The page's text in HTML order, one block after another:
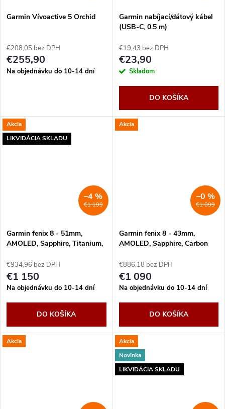
Garmin Vívoactive 5 Orchid
€208,05 bez DPH
€255,90
Na objednávku do 10-14 dní
Garmin nabíjací/dátový kábel
(USB-C, 0.5 m)
€19,43 bez DPH
€23,90
Skladom
DO KOŠÍKA
Akcia
LIKVIDÁCIA SKLADU
€1 199
–4 %
Garmin fenix 8 - 51mm,
AMOLED, Sapphire, Titanium,
€934,96 bez DPH
€1 150
Na objednávku do 10-14 dní
DO KOŠÍKA
Akcia
€1 099
–0 %
Garmin fenix 8 - 43mm,
AMOLED, Sapphire, Carbon
Black/Pebble Gray band
€886,18 bez DPH
€1 090
Na objednávku do 10-14 dní
DO KOŠÍKA
Akcia
Akcia
Novinka
LIKVIDÁCIA SKLADU